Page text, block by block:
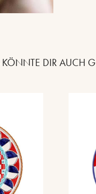
DIR AUCH